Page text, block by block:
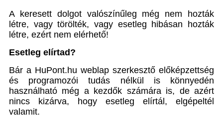
A keresett dolgot valószínűleg még nem hozták
létre, vagy törölték, vagy esetleg hibásan hozták
létre, ezért nem elérhető!
Esetleg elírtad?
Bár a HuPont.hu weblap szerkesztő előképzettség
és programozói tudás nélkül is könnyedén
használható még a kezdők számára is, de azért
nincs kizárva, hogy esetleg elírtál, elgépeltél
valamit.